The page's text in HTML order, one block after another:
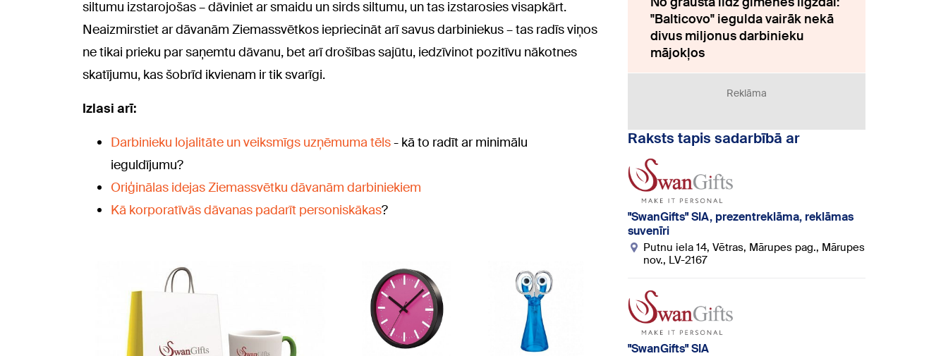
siltumu izstarojošas – dāviniet ar smaidu un sirds siltumu, un tas izstarosies visapkārt.
Neaizmirstiet ar dāvanām Ziemassvētkos iepriecināt arī savus darbiniekus – tas radīs viņos
ne tikai prieku par saņemtu dāvanu, bet arī drošības sajūtu, iedzīvinot pozitīvu nākotnes
skatījumu, kas šobrīd ikvienam ir tik svarīgi.
Izlasi arī:
Darbinieku lojalitāte un veiksmīgs uzņēmuma tēls- kā to radīt ar minimālu
ieguldījumu?
Oriģinālas idejas Ziemassvētku dāvanām darbiniekiem
Kā korporatīvās dāvanas padarīt personiskākas?
"Balticovo" iegulda vairāk nekā
divus miljonus darbinieku
mājokļos
Reklāma
Raksts tapis sadarbībā ar
"SwanGifts" SIA, prezentreklāma, reklāmas
suvenīri
Putnu iela 14, Vētras, Mārupes pag., Mārupes
nov., LV-2167
"SwanGifts" SIA